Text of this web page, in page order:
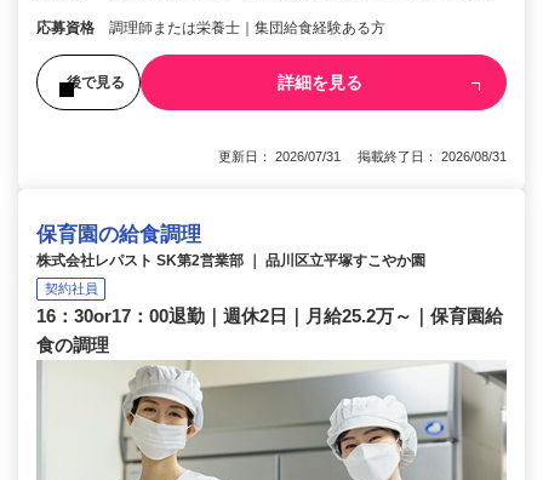
応募資格 調理師または栄養士｜集団給食経験ある方
後で見る 詳細を見る
更新日： 2026/07/31 掲載終了日： 2026/08/31
保育園の給食調理
株式会社レパスト SK第2営業部 ｜ 品川区立平塚すこやか園
契約社員
16：30or17：00退勤｜週休2日｜月給25.2万～｜保育園給
食の調理